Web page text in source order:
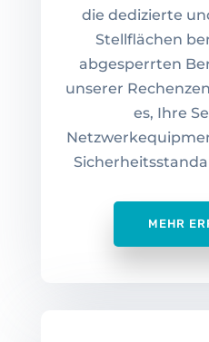
die dedizierte
Stellflächen
abgesperrten
unserer
es, Ihre
MEHR